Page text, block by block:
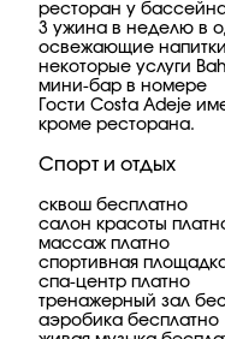
ресторан у бассейна
3 ужина в неделю в
освежающие
некоторые услуги
мини-бар в номере
Гости Costa Adeje
кроме ресторана.
Спорт и отдых
сквош бесплатно
салон красоты
массаж платно
спортивная
спа-центр платно
тренажерный зал
аэробика бесплатно